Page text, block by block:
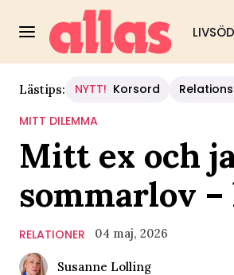
Lästips: NYTT! Korsord
MITT DILEMMA
Mitt ex och
sommarlov
RELATIONER 04 maj, 2026
Susanne Lolling